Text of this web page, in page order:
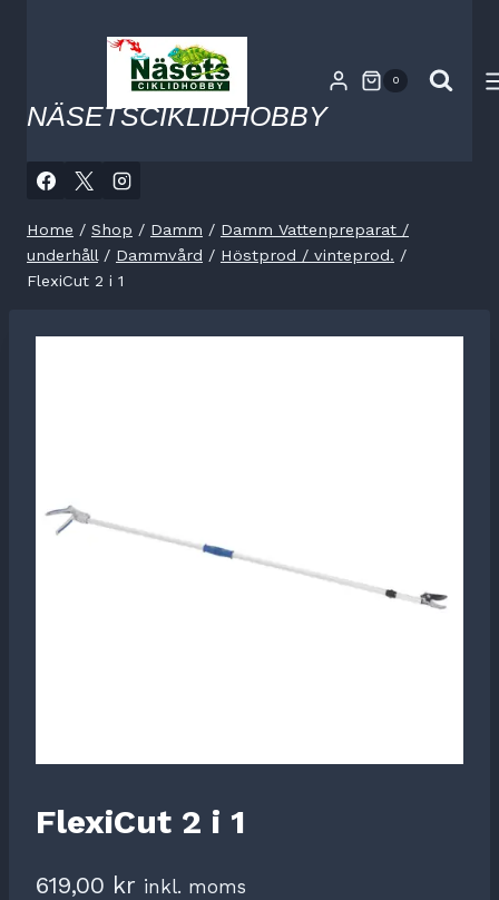
NÄSETSCIKLIDHOBBY
0
Home / Shop / Damm / Damm Vattenpreparat /
underhåll / Dammvård / Höstprod / vinteprod. /
FlexiCut 2 i 1
FlexiCut 2 i 1
619,00 kr inkl. moms